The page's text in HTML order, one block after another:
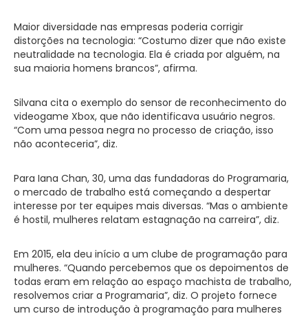
Maior diversidade nas empresas poderia corrigir
distorções na tecnologia: “Costumo dizer que não existe
neutralidade na tecnologia. Ela é criada por alguém, na
sua maioria homens brancos”, afirma.
Silvana cita o exemplo do sensor de reconhecimento do
videogame Xbox, que não identificava usuário negros.
“Com uma pessoa negra no processo de criação, isso
não aconteceria”, diz.
Para Iana Chan, 30, uma das fundadoras do Programaria,
o mercado de trabalho está começando a despertar
interesse por ter equipes mais diversas. “Mas o ambiente
é hostil, mulheres relatam estagnação na carreira”, diz.
Em 2015, ela deu início a um clube de programação para
mulheres. “Quando percebemos que os depoimentos de
todas eram em relação ao espaço machista de trabalho,
resolvemos criar a Programaria”, diz. O projeto fornece
um curso de introdução à programação para mulheres